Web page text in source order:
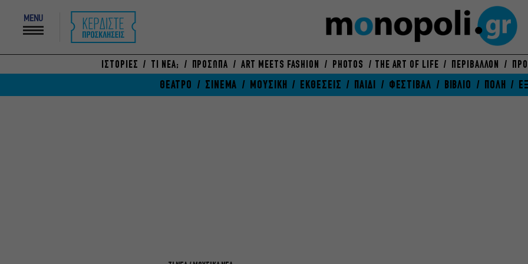
MENU
ΙΣΤΟΡΙΕΣ ΤΙ ΝΕΑ; ΠΡΟΣΩΠΑ ART MEETS FASHION PHOTOS THE ART OF LIFE ΠΕΡΙΒΑΛΛΟΝ
ΘΕΑΤΡΟ ΣΙΝΕΜΑ ΜΟΥΣΙΚΗ ΕΚΘΕΣΕΙΣ ΠΑΙΔΙ ΦΕΣΤΙΒΑΛ ΒΙΒΛΙΟ ΠΟΛΗ